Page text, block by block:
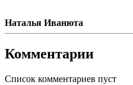
Наталья Иванюта
Комментарии
Список комментариев пуст